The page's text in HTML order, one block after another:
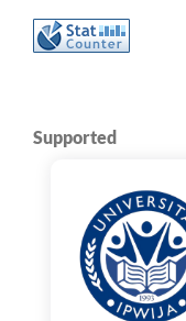
Supported